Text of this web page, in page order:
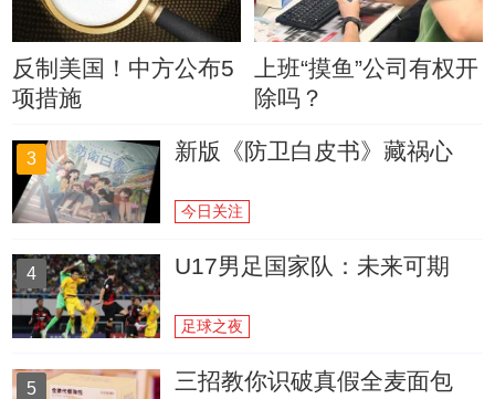
反制美国！中方公布5
项措施
上班“摸鱼”公司有权开
除吗？
3 新版《防卫白皮书》藏祸心
今日关注
4 U17男足国家队：未来可期
足球之夜
5 三招教你识破真假全麦面包